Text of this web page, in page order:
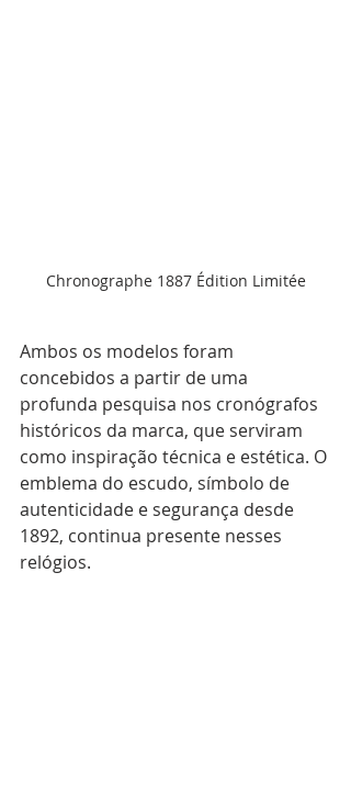
Chronographe 1887 Édition Limitée
Ambos os modelos foram
concebidos a partir de uma
profunda pesquisa nos cronógrafos
históricos da marca, que serviram
como inspiração técnica e estética. O
emblema do escudo, símbolo de
autenticidade e segurança desde
1892, continua presente nesses
relógios.